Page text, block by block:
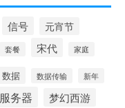
信号 元宵节
套餐 宋代 家庭
数据 数据传输 新年
服务器 梦幻西游